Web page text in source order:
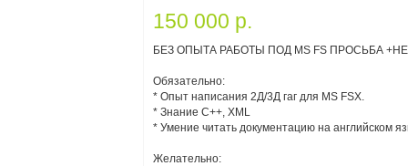
150 000 p.
БЕЗ ОПЫТА РАБОТЫ ПОД MS FS ПРОСЬБА
Обязательно:
* Опыт написания 2Д/3Д гаг для MS FSX.
* Знание С++, XML
* Умение читать документацию на английском
Желательно: